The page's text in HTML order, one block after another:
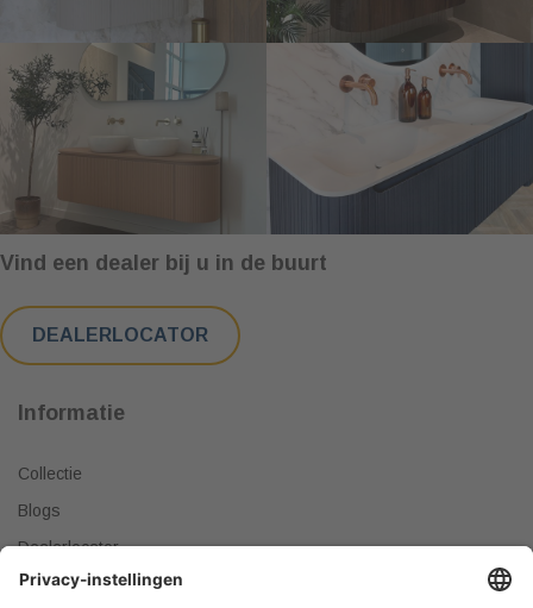
Vind een dealer bij u in de buurt
DEALERLOCATOR
Informatie
Collectie
Blogs
Dealerlocator
Dealer worden